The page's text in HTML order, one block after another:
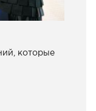
которые